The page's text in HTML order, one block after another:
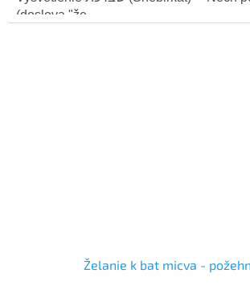
(doslova "že...
Želanie k bat micva -